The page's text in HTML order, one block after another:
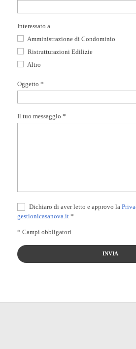
Interessato a
Amministrazione di Condominio
Ristrutturazioni Edilizie
Altro
Oggetto *
Il tuo messaggio *
Dichiaro di aver letto e approvo la
gestionicasanova.it *
* Campi obbligatori